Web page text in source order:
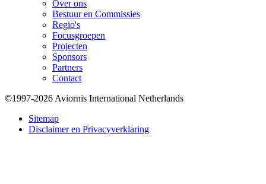
Over ons
Bestuur en Commissies
Regio's
Focusgroepen
Projecten
Sponsors
Partners
Contact
Bottom
©1997-2026 Aviornis International Netherlands
Sitemap
Disclaimer en Privacyverklaring